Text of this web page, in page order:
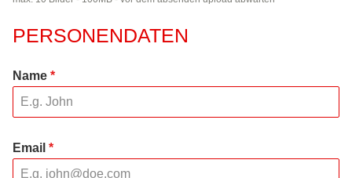
PERSONENDATEN
Name *
Email *